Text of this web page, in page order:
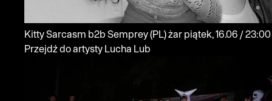
Kitty Sarcasm b2b Semprey(PL)żar
piątek, 16.06 / 23:00
Przejdź do artysty Lucha Lub